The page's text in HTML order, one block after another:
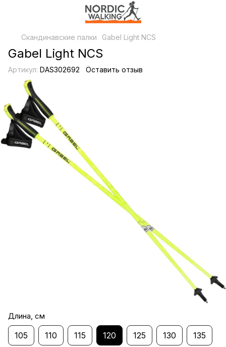
Скандинавские палки Gabel Light NCS
Gabel Light NCS
Артикул: DAS302692 Оставить отзыв
Длина, см
105 110 115 120 125 130 135